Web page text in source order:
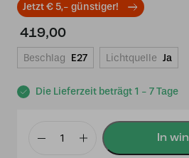
Jetzt € 5,- günstiger!
Die Lieferzeit beträgt 1 - 7 Tage
419,00
Beschlag E27 Lichtquelle Ja
Tiffany